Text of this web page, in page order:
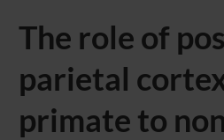
The role of
parietal
primate to